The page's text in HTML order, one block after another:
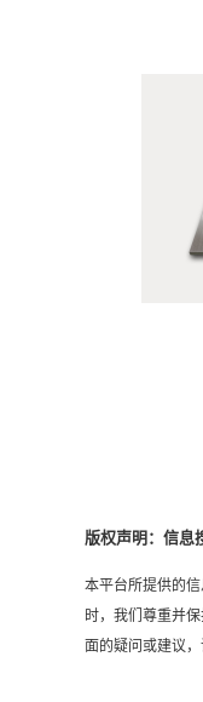
高
版权声明：信息
本平台所提供的
时，我们尊重并
面的疑问或建议，